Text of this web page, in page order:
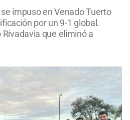
impuso en Venado Tuerto
por un 9-1 global.
que eliminó a